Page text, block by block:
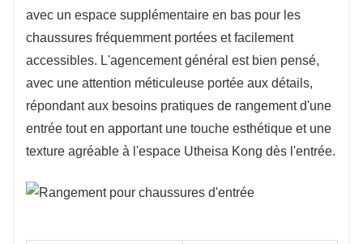
avec un espace supplémentaire en bas pour les
chaussures fréquemment portées et facilement
accessibles. L'agencement général est bien pensé,
avec une attention méticuleuse portée aux détails,
répondant aux besoins pratiques de rangement d'une
entrée tout en apportant une touche esthétique et une
texture agréable à l'espace Utheisa Kong dès l'entrée.